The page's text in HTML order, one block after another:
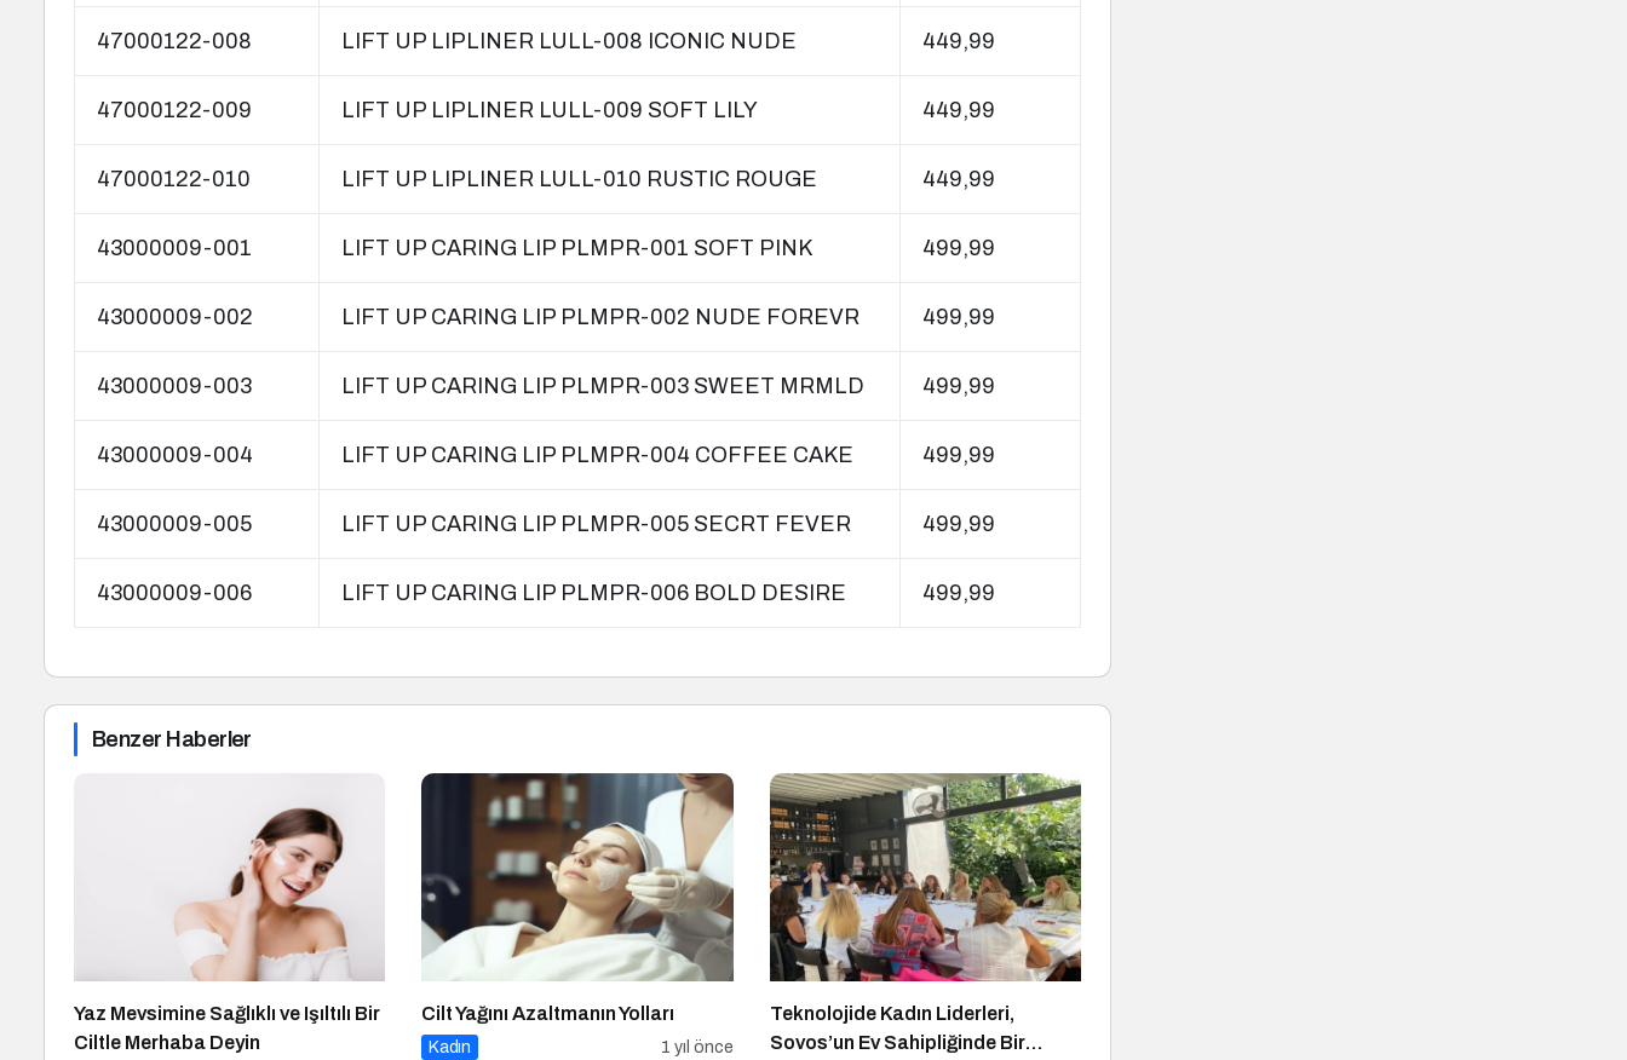
47000122-008 LIFT UP LIPLINER LULL-008 ICONIC NUDE 449,99
47000122-009 LIFT UP LIPLINER LULL-009 SOFT LILY 449,99
47000122-010 LIFT UP LIPLINER LULL-010 RUSTIC ROUGE 449,99
43000009-001 LIFT UP CARING LIP PLMPR-001 SOFT PINK 499,99
43000009-002 LIFT UP CARING LIP PLMPR-002 NUDE FOREVR 499,99
43000009-003 LIFT UP CARING LIP PLMPR-003 SWEET MRMLD 499,99
43000009-004 LIFT UP CARING LIP PLMPR-004 COFFEE CAKE 499,99
43000009-005 LIFT UP CARING LIP PLMPR-005 SECRT FEVER 499,99
43000009-006 LIFT UP CARING LIP PLMPR-006 BOLD DESIRE 499,99
Benzer Haberler
Yaz Mevsimine Sağlıklı ve Işıltılı Bir
Ciltle Merhaba Deyin
Cilt Yağını Azaltmanın Yolları
Kadın 1 yıl önce
Teknolojide Kadın Liderleri,
Sovos’un Ev Sahipliğinde Bir